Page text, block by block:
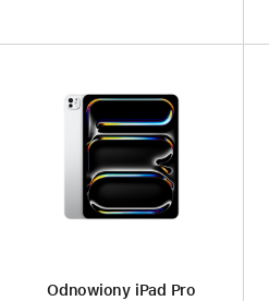
Odnowiony iPad Pro